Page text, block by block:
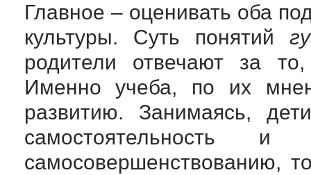
Главное – оценивать оба
культуры. Суть понятий
родители отвечают за
Именно учеба, по их
развитию. Занимаясь,
самостоятельность
самосовершенствованию,